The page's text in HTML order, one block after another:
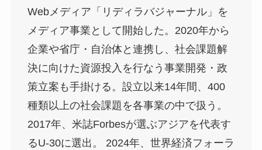
Webメディア「リディラバジャーナル」を
メディア事業として開始した。2020年から
企業や省庁・自治体と連携し、社会課題解
決に向けた資源投入を行なう事業開発・政
策立案も手掛ける。設立以来14年間、400
種類以上の社会課題を各事業の中で扱う。
2017年、米誌Forbesが選ぶアジアを代表す
るU-30に選出。 2024年、世界経済フォーラ